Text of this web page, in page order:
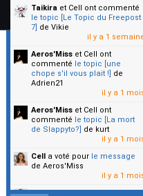
Taikira et Cell ont commenté
le topic [Le Topic du Freepost
7] de Vikie
il y a 1
Aeros'Miss et Cell ont
commenté le topic [une
chope s'il vous plait !] de
Adrien21
il y a 1
Aeros'Miss et Cell ont
commenté le topic [La mort
de Slappyto?] de kurt
il y a 1
Cell a voté pour le message
de Aeros'Miss
il y a 1
Cella voté pourle message